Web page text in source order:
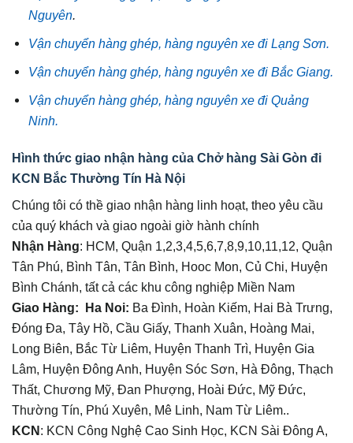
Nguyên.
Vận chuyển hàng ghép, hàng nguyên xe đi Lạng Sơn.
Vận chuyển hàng ghép, hàng nguyên xe đi Bắc Giang.
Vận chuyển hàng ghép, hàng nguyên xe đi Quảng
Ninh.
Hình thức giao nhận hàng của Chở hàng Sài Gòn đi
KCN Bắc Thường Tín Hà Nội
Chúng tôi có thề giao nhận hàng linh hoạt, theo yêu cầu
của quý khách và giao ngoài giờ hành chính
Nhận Hàng: HCM, Quận 1,2,3,4,5,6,7,8,9,10,11,12, Quận
Tân Phú, Bình Tân, Tân Bình, Hooc Mon, Củ Chi, Huyện
Bình Chánh, tất cả các khu công nghiệp Miền Nam
Giao Hàng: Ha Noi: Ba Đình, Hoàn Kiếm, Hai Bà Trưng,
Đóng Đa, Tây Hồ, Cầu Giấy, Thanh Xuân, Hoàng Mai,
Long Biên, Bắc Từ Liêm, Huyện Thanh Trì, Huyện Gia
Lâm, Huyện Đông Anh, Huyện Sóc Sơn, Hà Đông, Thạch
Thất, Chương Mỹ, Đan Phượng, Hoài Đức, Mỹ Đức,
Thường Tín, Phú Xuyên, Mê Linh, Nam Từ Liêm..
KCN: KCN Công Nghệ Cao Sinh Học, KCN Sài Đông A,